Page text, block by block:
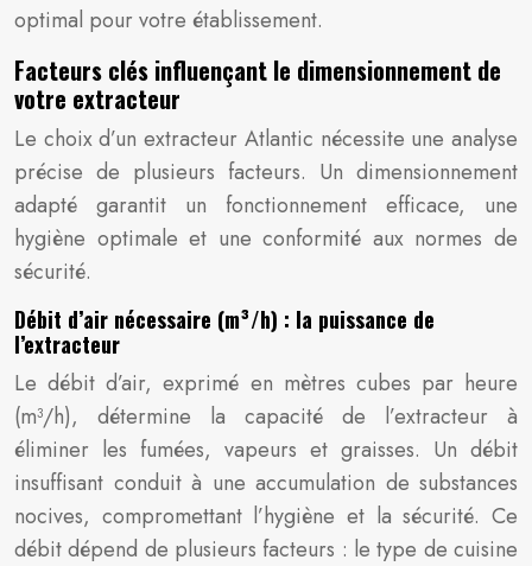
optimal pour votre établissement.
Facteurs clés influençant le dimensionnement de
votre extracteur
Le choix d’un extracteur Atlantic nécessite une analyse
précise de plusieurs facteurs. Un dimensionnement
adapté garantit un fonctionnement efficace, une
hygiène optimale et une conformité aux normes de
sécurité.
Débit d’air nécessaire (m³/h) : la puissance de
l’extracteur
Le débit d’air, exprimé en mètres cubes par heure
(m³/h), détermine la capacité de l’extracteur à
éliminer les fumées, vapeurs et graisses. Un débit
insuffisant conduit à une accumulation de substances
nocives, compromettant l’hygiène et la sécurité. Ce
débit dépend de plusieurs facteurs : le type de cuisine